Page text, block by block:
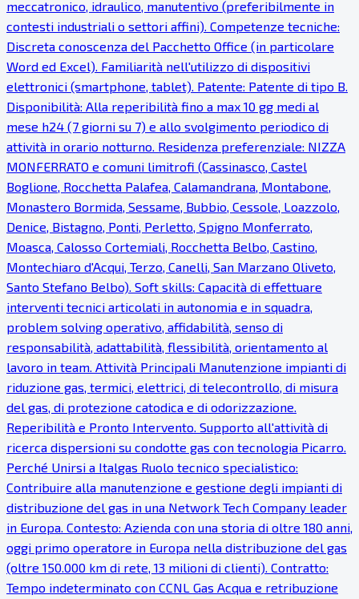
meccatronico, idraulico, manutentivo (preferibilmente in
contesti industriali o settori affini). Competenze tecniche:
Discreta conoscenza del Pacchetto Office (in particolare
Word ed Excel). Familiarità nell'utilizzo di dispositivi
elettronici (smartphone, tablet). Patente: Patente di tipo B.
Disponibilità: Alla reperibilità fino a max 10 gg medi al
mese h24 (7 giorni su 7) e allo svolgimento periodico di
attività in orario notturno. Residenza preferenziale: NIZZA
MONFERRATO e comuni limitrofi (Cassinasco, Castel
Boglione, Rocchetta Palafea, Calamandrana, Montabone,
Monastero Bormida, Sessame, Bubbio, Cessole, Loazzolo,
Denice, Bistagno, Ponti, Perletto, Spigno Monferrato,
Moasca, Calosso Cortemiali, Rocchetta Belbo, Castino,
Montechiaro d'Acqui, Terzo, Canelli, San Marzano Oliveto,
Santo Stefano Belbo). Soft skills: Capacità di effettuare
interventi tecnici articolati in autonomia e in squadra,
problem solving operativo, affidabilità, senso di
responsabilità, adattabilità, flessibilità, orientamento al
lavoro in team. Attività Principali Manutenzione impianti di
riduzione gas, termici, elettrici, di telecontrollo, di misura
del gas, di protezione catodica e di odorizzazione.
Reperibilità e Pronto Intervento. Supporto all'attività di
ricerca dispersioni su condotte gas con tecnologia Picarro.
Perché Unirsi a Italgas Ruolo tecnico specialistico:
Contribuire alla manutenzione e gestione degli impianti di
distribuzione del gas in una Network Tech Company leader
in Europa. Contesto: Azienda con una storia di oltre 180 anni,
oggi primo operatore in Europa nella distribuzione del gas
(oltre 150.000 km di rete, 13 milioni di clienti). Contratto:
Tempo indeterminato con CCNL Gas Acqua e retribuzione